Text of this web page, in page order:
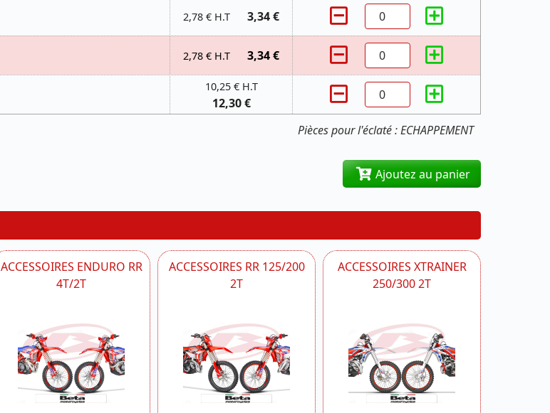
Pièces pour l'éclaté : ECHAPPEMENT
2,78 € H.T 3,34 €
2,78 € H.T 3,34 €
10,25 € H.T
12,30 €
Ajoutez au panier
ACCESSOIRES ENDURO RR
4T/2T
ACCESSOIRES RR 125/200
2T
ACCESSOIRES XTRAINER
250/300 2T